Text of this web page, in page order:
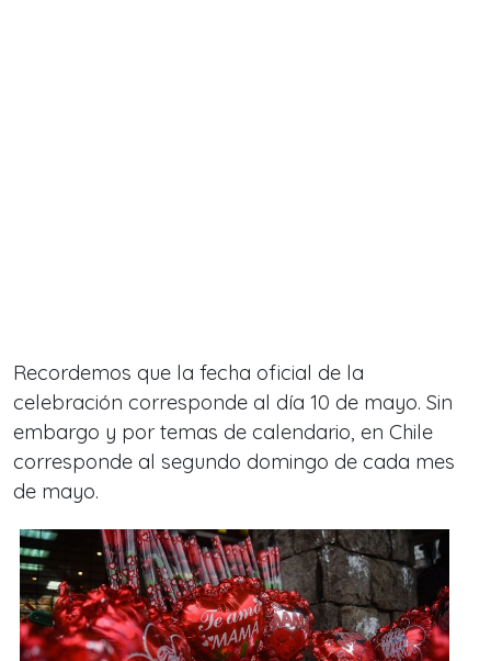
Recordemos que la fecha oficial de la
celebración corresponde al día 10 de mayo. Sin
embargo y por temas de calendario, en Chile
corresponde al segundo domingo de cada mes
de mayo.